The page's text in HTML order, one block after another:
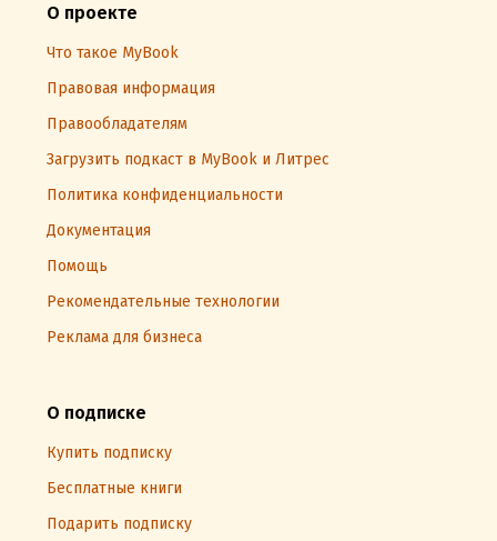
О проекте
Что такое MyBook
Правовая информация
Правообладателям
Загрузить подкаст в MyBook и Литрес
Политика конфиденциальности
Документация
Помощь
Рекомендательные технологии
Реклама для бизнеса
О подписке
Купить подписку
Бесплатные книги
Подарить подписку